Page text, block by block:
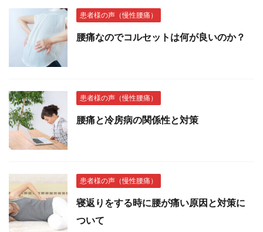
患者様の声（慢性腰痛）
腰痛なのでコルセットは何が良いのか？
患者様の声（慢性腰痛）
腰痛と冷房病の関係性と対策
患者様の声（慢性腰痛）
寝返りをする時に腰が痛い原因と対策に
ついて